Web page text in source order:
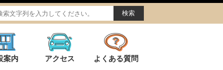
案内 アクセス よくある質問